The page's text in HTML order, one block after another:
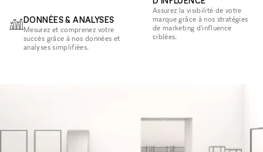
DONNÉES & ANALYSES
Mesurez et comprenez votre
succès grâce à nos données et
analyses simplifiées.
Assurez la visibilité de votre
marque grâce à nos stratégies
de marketing d'influence
ciblées.